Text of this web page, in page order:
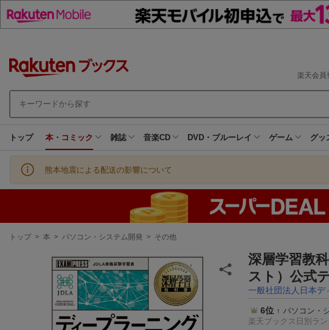
楽天会員
トップ 本・コミック 雑誌 音楽CD DVD・ブルーレイ ゲーム グッ
熊本地震による配送の影響について
現
トップ > 本 > パソコン・システム開発 > その他
深層学習教
スト）公式
一般社団法人日本デ
6位 ↑ パソコン・
楽天ブックス日別ラ